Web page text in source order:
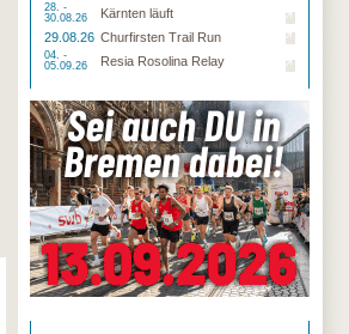
28. -
30.08.26
Kärnten läuft
29.08.26 Churfirsten Trail Run
04. -
05.09.26
Resia Rosolina Relay